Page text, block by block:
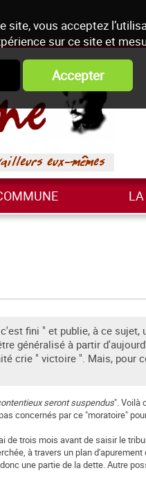
site, vous acceptez
sur ce site et
Accepter
fini " et publie, à ce sujet,
généralisé à partir
crie " victoire ". Mais, pour
seront suspendus". Voilà
concernés par ce "moratoire"
trois mois avant de saisir le
à travers un plan d'apurement
une partie de la dette. Autre